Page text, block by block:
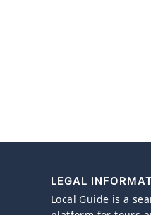
LEGAL
Local Guide is a